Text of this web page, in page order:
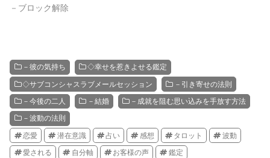
－ブロック解除
－彼の気持ち ◇幸せを惹きよせる鑑定
◇サブコンシャスラブメールセッション －引き寄せの法則
－今後の二人 －結婚 －成就を阻む思い込みを手放す方法
－波動の法則
恋愛 潜在意識 占い 感想 タロット 波動
愛される 自分軸 お客様の声 鑑定